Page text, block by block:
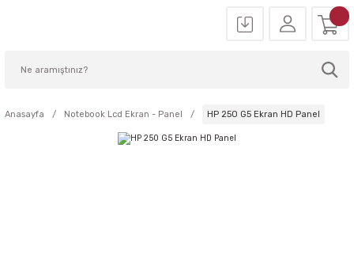
Anasayfa Notebook Lcd Ekran - Panel HP 250 G5 Ekran HD Panel